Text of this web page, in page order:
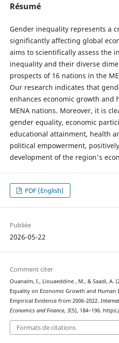
Résumé
Gender inequality represents a
significantly affecting global
aims to scientifically assess the
inequality and their diverse
prospects of 16 nations in the
Our research indicates that
enhances economic growth and
MENA nations. Moreover, it is
gender equality, economic
educational attainment, health
political empowerment,
development of the region's
PDF (English)
Publiée
2026-05-22
Comment citer
Ouanaim, I., Liouaeddine , M., & Saadi, A.
Equality on Economic Growth and Human
Empirical Evidence from 2006-2022.
Economics and Finance, 3(5), 184–196.
Formats de citations